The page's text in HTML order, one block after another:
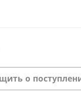
о